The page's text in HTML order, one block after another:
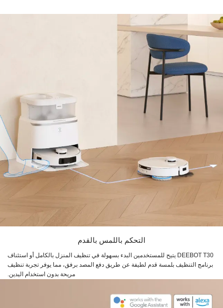
التحكم باللمس بالقدم
DEEBOT T30 يتيح للمستخدمين البدء بسهولة في تنظيف المنزل بالكامل أو استئناف
برنامج التنظيف بلمسة قدم لطيفة عن طريق دفع المصد برفق، مما يوفر تجربة تنظيف
مريحة بدون استخدام اليدين.